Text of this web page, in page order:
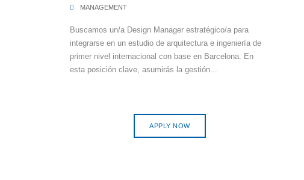
MANAGEMENT
Buscamos un/a Design Manager estratégico/a para
integrarse en un estudio de arquitectura e ingeniería de
primer nivel internacional con base en Barcelona. En
esta posición clave, asumirás la gestión...
APPLY NOW